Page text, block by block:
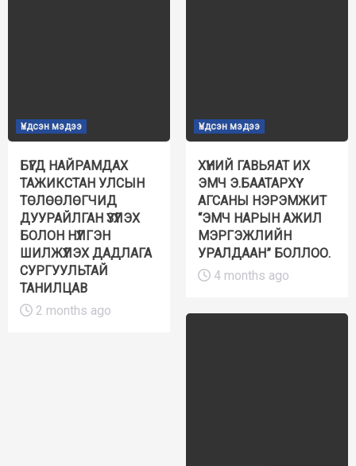
Үндсэн мэдээ
БҮГД НАЙРАМДАХ
ТАЖИКСТАН УЛСЫН
ТӨЛӨӨЛӨГЧИД
ДУУРАЙЛГАН ҮЗҮҮЛЭХ
БОЛОН НҮҮЛГЭН
ШИЛЖҮҮЛЭХ ДАДЛАГА
СУРГУУЛЬТАЙ
ТАНИЛЦАВ
2 months ago
Үндсэн мэдээ
ХҮНИЙ ГАВЬЯАТ ИХ
ЭМЧ Э.БААТАРХҮҮ
АГСАНЫ НЭРЭМЖИТ
“ЭМЧ НАРЫН АЖИЛ
МЭРГЭЖЛИЙН
УРАЛДААН” БОЛЛОО.
4 months ago